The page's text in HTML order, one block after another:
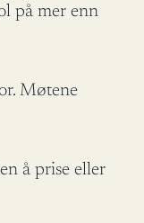
på mer enn
Møtene
å prise eller